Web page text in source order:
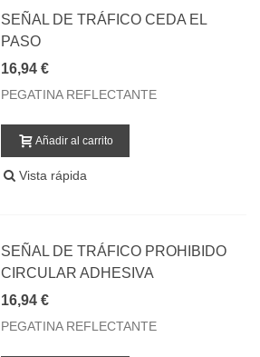
SEÑAL DE TRÁFICO CEDA EL
PASO
16,94 €
PEGATINA REFLECTANTE
Añadir al carrito
Vista rápida
SEÑAL DE TRÁFICO PROHIBIDO
CIRCULAR ADHESIVA
16,94 €
PEGATINA REFLECTANTE